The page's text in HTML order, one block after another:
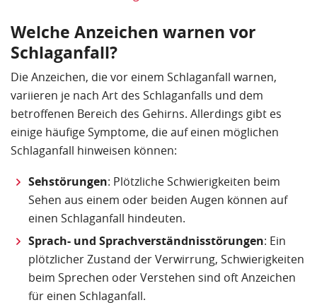
Welche Anzeichen warnen vor
Schlaganfall?
Die Anzeichen, die vor einem Schlaganfall warnen,
variieren je nach Art des Schlaganfalls und dem
betroffenen Bereich des Gehirns. Allerdings gibt es
einige häufige Symptome, die auf einen möglichen
Schlaganfall hinweisen können:
Sehstörungen: Plötzliche Schwierigkeiten beim
Sehen aus einem oder beiden Augen können auf
einen Schlaganfall hindeuten.
Sprach- und Sprachverständnisstörungen: Ein
plötzlicher Zustand der Verwirrung, Schwierigkeiten
beim Sprechen oder Verstehen sind oft Anzeichen
für einen Schlaganfall.